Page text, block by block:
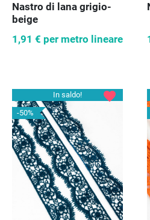
Nastro di lana grigio-
beige
1,91 € per metro lineare
In saldo!
-50%
favorite